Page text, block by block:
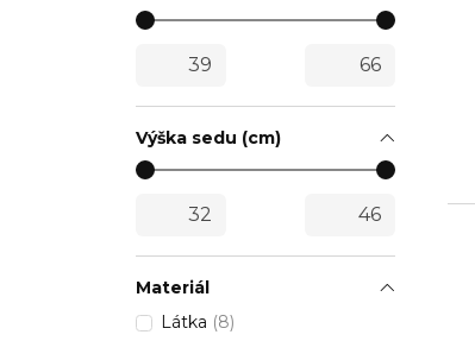
Výška sedu (cm)
Materiál
Látka (8)